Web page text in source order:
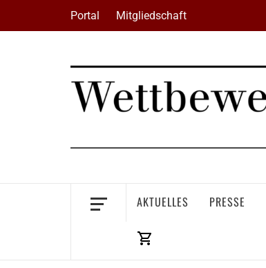
Portal Mitgliedschaft
AKTUELLES PRESSE